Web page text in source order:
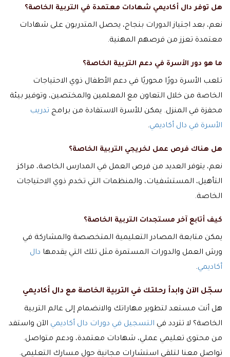
هل توفر دال أكاديمي شهادات معتمدة في التربية الخاصة؟
نعم، بعد اجتياز الدورات بنجاح، يحصل المتدربون على شهادات
معتمدة تعزز من فرصهم المهنية.
ما هو دور الأسرة في دعم التربية الخاصة؟
تلعب الأسرة دورًا محوريًا في دعم الأطفال ذوي الاحتياجات
الخاصة من خلال التعاون مع المعلمين والمختصين، وتوفير بيئة
محفزة في المنزل. يمكن للأسرة الاستفادة من برامج تدريب
الأسرة في دال أكاديمي.
هل هناك فرص عمل لخريجي التربية الخاصة؟
نعم، يتوفر العديد من فرص العمل في المدارس الخاصة، مراكز
التأهيل، المستشفيات، والمنظمات التي تخدم ذوي الاحتياجات
الخاصة.
كيف أتابع آخر مستجدات التربية الخاصة؟
يمكن متابعة المصادر التعليمية المتخصصة والمشاركة في
ورش العمل والدورات المستمرة مثل تلك التي يقدمها دال
أكاديمي.
سجّل الآن وابدأ رحلتك في التربية الخاصة مع دال أكاديمي
هل أنت مستعد لتطوير مهاراتك والانضمام إلى عالم التربية
الخاصة؟ لا تتردد في التسجيل في دورات دال أكاديمي الآن واستفد
من محتوى تعليمي عملي، شهادات معتمدة، ودعم متواصل.
تواصل معنا لتلقي استشارات مجانية حول مسارك التعليمي.